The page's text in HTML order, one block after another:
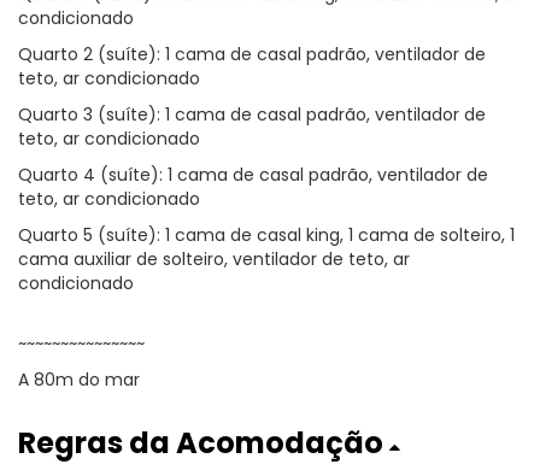
condicionado
Quarto 2 (suíte): 1 cama de casal padrão, ventilador de
teto, ar condicionado
Quarto 3 (suíte): 1 cama de casal padrão, ventilador de
teto, ar condicionado
Quarto 4 (suíte): 1 cama de casal padrão, ventilador de
teto, ar condicionado
Quarto 5 (suíte): 1 cama de casal king, 1 cama de solteiro, 1
cama auxiliar de solteiro, ventilador de teto, ar
condicionado
~~~~~~~~~~~~~~~
A 80m do mar
Regras da Acomodação